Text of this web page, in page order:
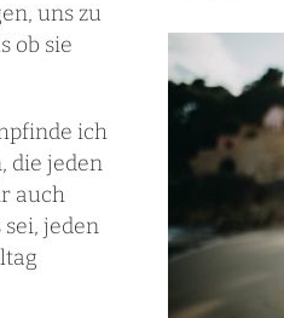
uns zu
ob sie
ich
die jeden
auch
jeden